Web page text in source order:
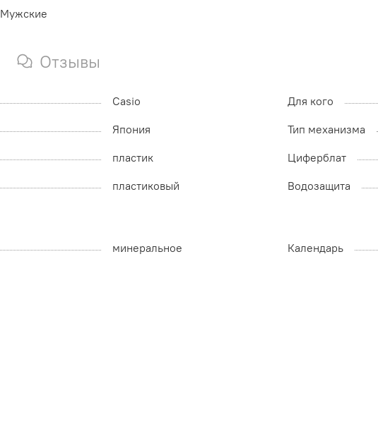
Мужские
Отзывы
Casio Для кого
Япония Тип механизма
пластик Циферблат
пластиковый Водозащита
минеральное Календарь